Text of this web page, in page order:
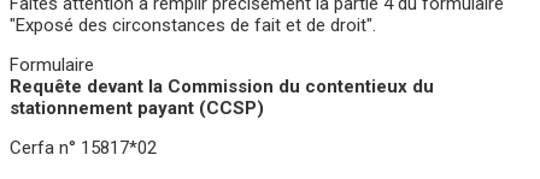
"Exposé des circonstances de fait et de droit".
Formulaire
Requête devant la Commission du contentieux du
stationnement payant (CCSP)
Cerfa n° 15817*02